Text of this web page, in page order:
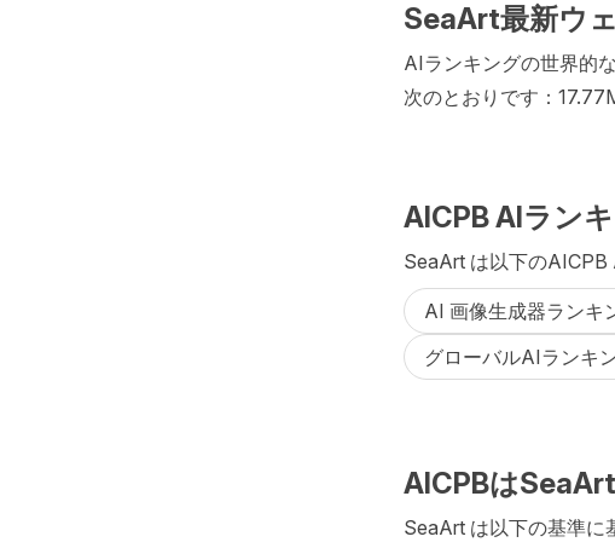
SeaArt最新ウ
AIランキングの世界的
次のとおりです：
AICPB AIラン
SeaArt は以下の
AI 画像生成器ランキ
グローバルAIランキ
AICPBは
SeaArt は以下の基準に